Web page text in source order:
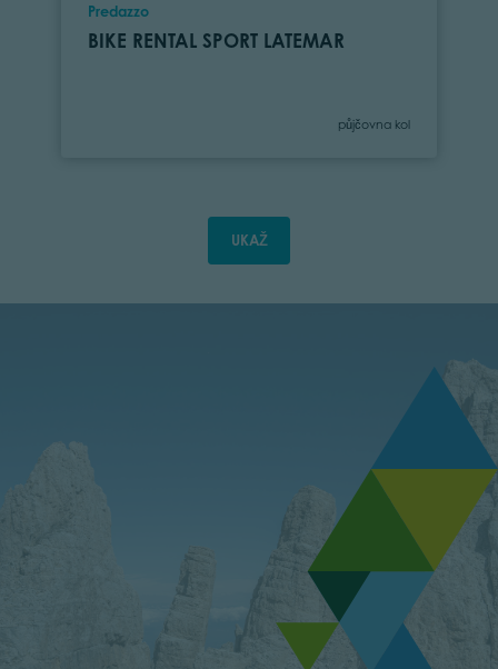
Location
Predazzo
BIKE RENTAL SPORT LATEMAR
Category
půjčovna kol
UKAŽ